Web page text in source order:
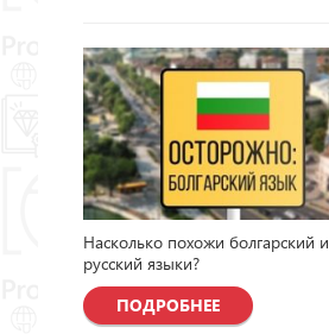
Насколько похожи болгарский и
русский языки?
ПОДРОБНЕЕ